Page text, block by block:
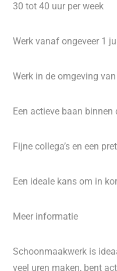
30 tot 40 uur per week
Werk vanaf ongeveer 1
Werk in de omgeving
Een actieve baan
Fijne collega’s en een
Een ideale kans om in
Meer informatie
Schoonmaakwerk is
veel uren maken, bent